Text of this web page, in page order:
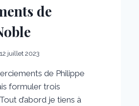
de
12 juillet 2023
de Philippe
formuler trois
d’abord je tiens à